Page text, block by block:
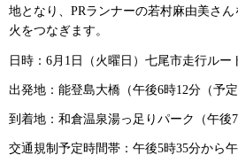
地となり、PRランナーの若村麻由美さ
火をつなぎます。
日時：6月1日（火曜日）七尾市走行ルー
出発地：能登島大橋（午後6時12分（予定
到着地：和倉温泉湯っ足りパーク（午後7
交通規制予定時間帯：午後5時35分から